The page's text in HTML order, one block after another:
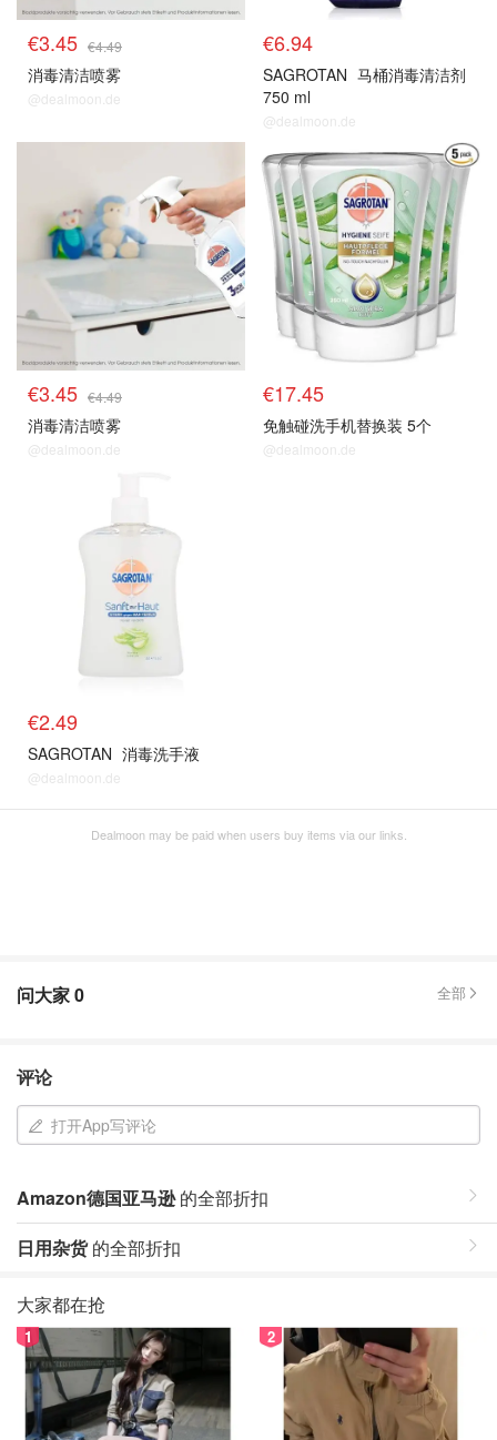
€3.45 €4.49
消毒清洁喷雾
@dealmoon.de
€6.94
SAGROTAN 马桶消毒清洁剂
750 ml
@dealmoon.de
€3.45 €4.49
消毒清洁喷雾
@dealmoon.de
€17.45
免触碰洗手机替换装 5个
@dealmoon.de
€2.49
SAGROTAN 消毒洗手液
@dealmoon.de
Dealmoon may be paid when users buy items via our links.
问大家0 全部
评论
打开App写评论
Amazon德国亚马逊的全部折扣
日用杂货的全部折扣
大家都在抢
1 2